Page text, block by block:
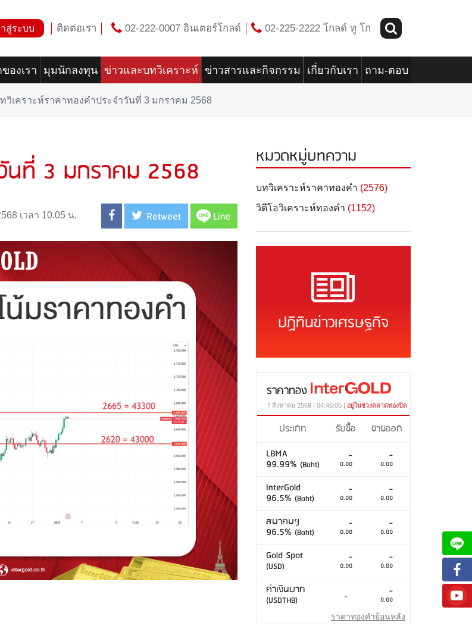
าสู่ระบบ ติดต่อเรา 02-222-0007 อินเตอร์โกลด์ 02-225-2222 โกลด์ ทู โก
องเรา มุมนักลงทุน ข่าวและบทวิเคราะห์ ข่าวสารและกิจกรรม เกี่ยวกับเรา ถาม-ตอบ
วิเคราะห์ราคาทองคำประจำวันที่ 3 มกราคม 2568
นที่ 3 มกราคม 2568
เวลา 10.05 น. Retweet Line
หมวดหมู่บทความ
บทวิเคราะห์ราคาทองคำ (2576)
วิดีโอวิเคราะห์ทองคำ (1152)
ปฏิทินข่าวเศรษฐกิจ
ราคาทอง
7 สิงหาคม 2569 | 04:46:05 | อยู่ในช่วงตลาดทองปิด
ประเภท รับซื้อ
ขายออก
LBMA
99.99% (Baht)
-
0.00
-
0.00
InterGold
96.5% (Baht)
-
0.00
-
0.00
สมาคมฯ
96.5% (Baht)
-
0.00
-
0.00
Gold Spot
(USD)
-
0.00
-
0.00
ค่าเงินบาท
(USDTHB) - -
0.00
ราคาทองคำย้อนหลัง